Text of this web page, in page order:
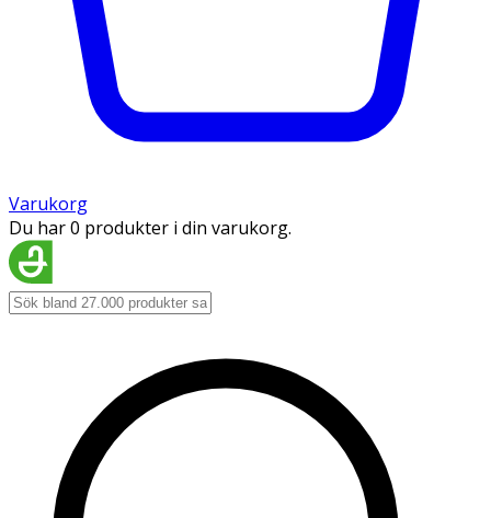
Varukorg
Du har 0 produkter i din varukorg.